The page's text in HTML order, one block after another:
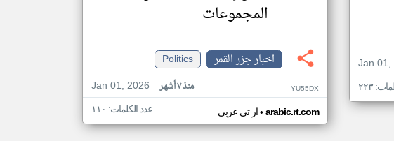
Jan
٢٢٣
المجموعات
اخبار جزر القمر
Politics
Jan 01, 2026
منذ ٧ أشهر YU55DX
ار تي عربي• arabic.rt.com عدد الكلمات: ١١٠